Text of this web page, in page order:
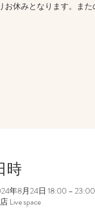
お休みとなります。ま
時
年8月24日 18:00 – 23:00
Live space